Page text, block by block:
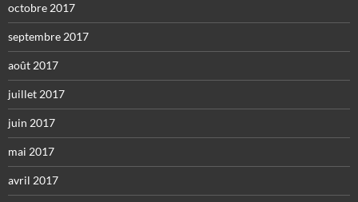
octobre 2017
septembre 2017
août 2017
juillet 2017
juin 2017
mai 2017
avril 2017